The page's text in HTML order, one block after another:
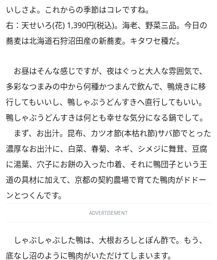
いしさよ。これからの季節はコレですね。
右：天せいろ(花) 1,390円(税込)。海老、野菜三品。今日の
蕎麦は北海道石狩沼田産の新蕎麦。キタワセ種だ。
お昼はそんな感じですが、夜はぐっと大人な雰囲気で、
多彩なつまみの中から何種かつまんで飲んで、鴨焼きに移
行してもいいし、鴨しゃぶうどんすきへ直行してもいい。
鴨しゃぶうどんすきは何とも幸せな気分になる鍋でして。
まず、お出汁。昆布、カツオ節(本枯れ節)サバ節でとった
濃厚なお出汁に、白菜、春菊、ネギ、シメジに舞茸、豆腐
に湯葉、穴子にお餅の入った巾着、それに鴨団子という王
道の具材に加えて、京都の契約農場で育てた鴨肉がドドー
ンとつくんです。
ADVERTISEMENT
しゃぶしゃぶした鴨は、大根おろしとぽん酢で。もう、
底なし沼のように鴨肉がいただけてしまいます。